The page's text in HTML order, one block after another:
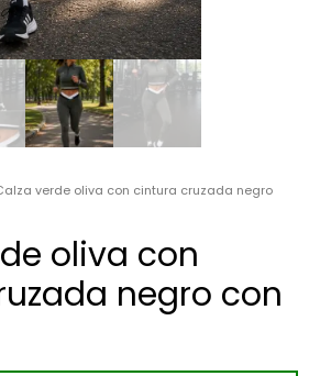
verde oliva con cintura cruzada negro
oliva con
negro con